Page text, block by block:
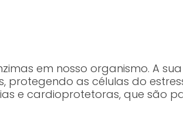
em nosso organismo. A
protegendo as células do
e cardioprotetoras, que são